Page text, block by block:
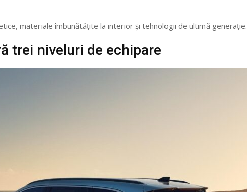
materiale îmbunătățite la interior și tehnologii de ultimă generație.
trei niveluri de echipare